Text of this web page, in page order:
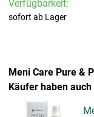
Verfügbarkeit:
sofort ab Lager
Meni Care Pure &
Käufer haben